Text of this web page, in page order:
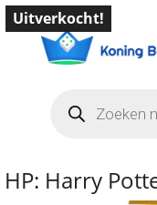
zoeken
Uitverkocht!
HP: Harry